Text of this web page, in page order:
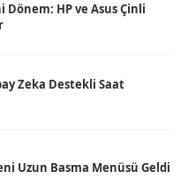
Dönem: HP ve Asus Çinli
Zeka Destekli Saat
Uzun Basma Menüsü Geldi